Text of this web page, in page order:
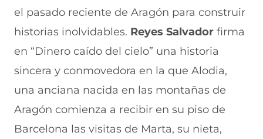
el pasado reciente de Aragón para construir
historias inolvidables. Reyes Salvador firma
en “Dinero caído del cielo” una historia
sincera y conmovedora en la que Alodia,
una anciana nacida en las montañas de
Aragón comienza a recibir en su piso de
Barcelona las visitas de Marta, su nieta,